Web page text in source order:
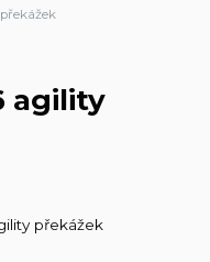
agility